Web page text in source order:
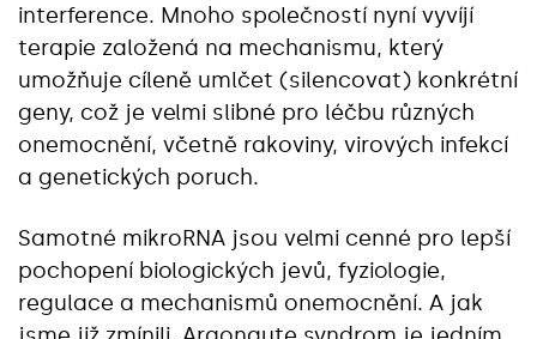
interference. Mnoho společností nyní vyvíjí
terapie založená na mechanismu, který
umožňuje cíleně umlčet (silencovat) konkrétní
geny, což je velmi slibné pro léčbu různých
onemocnění, včetně rakoviny, virových infekcí
a genetických poruch.
Samotné mikroRNA jsou velmi cenné pro lepší
pochopení biologických jevů, fyziologie,
regulace a mechanismů onemocnění. A jak